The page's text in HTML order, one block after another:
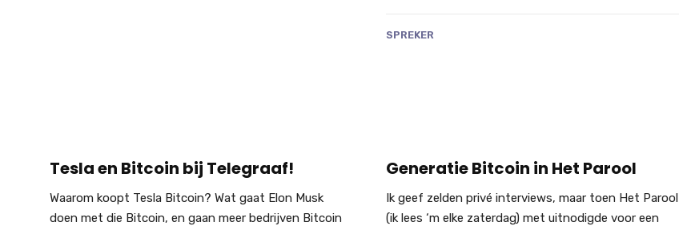
SPREKER
Tesla en Bitcoin bij Telegraaf!
Waarom koopt Tesla Bitcoin? Wat gaat Elon Musk
doen met die Bitcoin, en gaan meer bedrijven Bitcoin
Generatie Bitcoin in Het Parool
Ik geef zelden privé interviews, maar toen Het Parool
(ik lees ‘m elke zaterdag) met uitnodigde voor een